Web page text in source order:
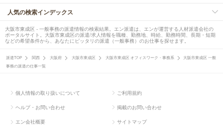
人気の検索インデックス
大阪市東成区 - 一般事務の派遣情報の検索結果。エン派遣は、エンが運営する人材派遣会社の
ポータルサイト。大阪市東成区の派遣/求人情報を職種、勤務地、時給、勤務時間、長期・短期
などの希望条件から、あなたにピッタリの派遣（一般事務）のお仕事を探せます。
派遣TOP 関西 大阪府 大阪市東成区 大阪市東成区 オフィスワーク・事務系
大阪市東成区 一般
事務の派遣の仕事一覧
個人情報の取り扱いについて ご利用規約
ヘルプ・お問い合わせ 掲載のお問い合わせ
エン会社概要 サイトマップ